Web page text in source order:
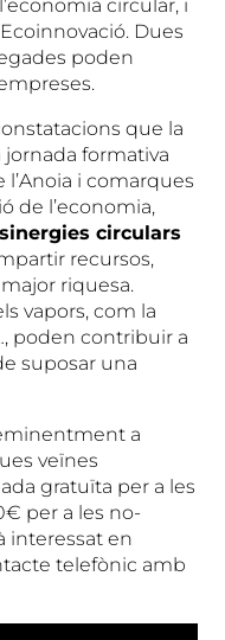
circular, i
Dues
poden
que la
formativa
i comarques
de l’economia,
circulars
recursos,
riquesa.
vapors, com la
poden contribuir a
suposar una
a
veïnes
gratuïta per a les
per a les no-
interessat en
telefònic amb